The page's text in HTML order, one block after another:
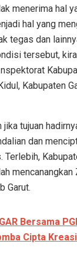
menerima hal
hal yang
tegas dan
tersebut,
Kabupaten
jika tujuan
dan
Garut.
Bersama
Cipta